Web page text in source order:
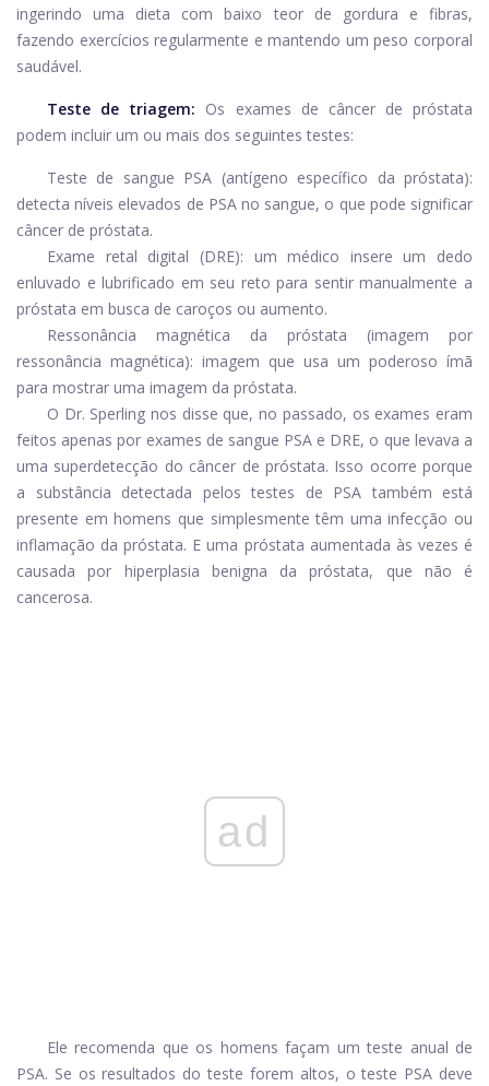
ingerindo uma dieta com baixo teor de gordura e fibras,
fazendo exercícios regularmente e mantendo um peso corporal
saudável.
Teste de triagem: Os exames de câncer de próstata
podem incluir um ou mais dos seguintes testes:
Teste de sangue PSA (antígeno específico da próstata):
detecta níveis elevados de PSA no sangue, o que pode significar
câncer de próstata.
Exame retal digital (DRE): um médico insere um dedo
enluvado e lubrificado em seu reto para sentir manualmente a
próstata em busca de caroços ou aumento.
Ressonância magnética da próstata (imagem por
ressonância magnética): imagem que usa um poderoso ímã
para mostrar uma imagem da próstata.
O Dr. Sperling nos disse que, no passado, os exames eram
feitos apenas por exames de sangue PSA e DRE, o que levava a
uma superdetecção do câncer de próstata. Isso ocorre porque
a substância detectada pelos testes de PSA também está
presente em homens que simplesmente têm uma infecção ou
inflamação da próstata. E uma próstata aumentada às vezes é
causada por hiperplasia benigna da próstata, que não é
cancerosa.
ad
Ele recomenda que os homens façam um teste anual de
PSA. Se os resultados do teste forem altos, o teste PSA deve